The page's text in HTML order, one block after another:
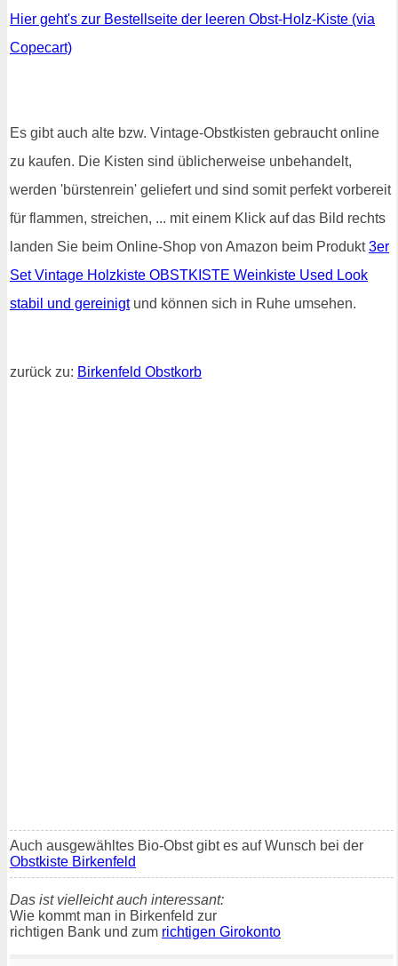
Hier geht's zur Bestellseite der leeren Obst-Holz-Kiste (via
Copecart)
Es gibt auch alte bzw. Vintage-Obstkisten gebraucht online
zu kaufen. Die Kisten sind üblicherweise unbehandelt,
werden 'bürstenrein' geliefert und sind somit perfekt vorbereit
für flammen, streichen, ... mit einem Klick auf das Bild rechts
landen Sie beim Online-Shop von Amazon beim Produkt3er
Set Vintage Holzkiste OBSTKISTE Weinkiste Used Look
stabil und gereinigtund können sich in Ruhe umsehen.
zurück zu: Birkenfeld Obstkorb
Auch ausgewähltes Bio-Obst gibt es auf Wunsch bei der
Obstkiste Birkenfeld
Das ist vielleicht auch interessant:
Wie kommt man in Birkenfeld zur
richtigen Bank und zum richtigen Girokonto